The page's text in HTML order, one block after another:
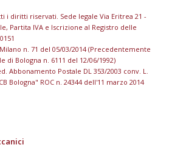
i diritti riservati. Sede legale Via Eritrea 21 -
Partita IVA e Iscrizione al Registro delle
n. 71 del 05/03/2014 (Precedentemente
di Bologna n. 6111 del 12/06/1992)
Abbonamento Postale DL 353/2003 conv. L.
Bologna" ROC n. 24344 dell'11 marzo 2014